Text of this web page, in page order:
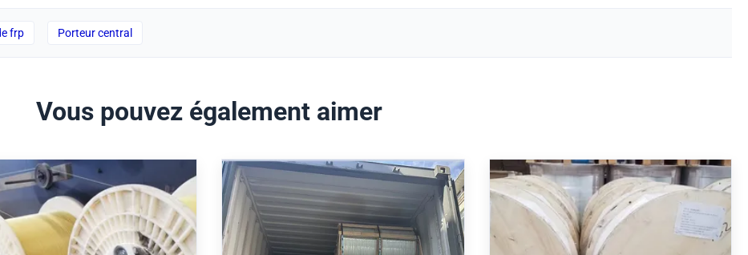
frp Porteur central
Vous pouvez également aimer
en FRP à haute
Membre FRP avec rayon de
Membre en FRP avec un rayon